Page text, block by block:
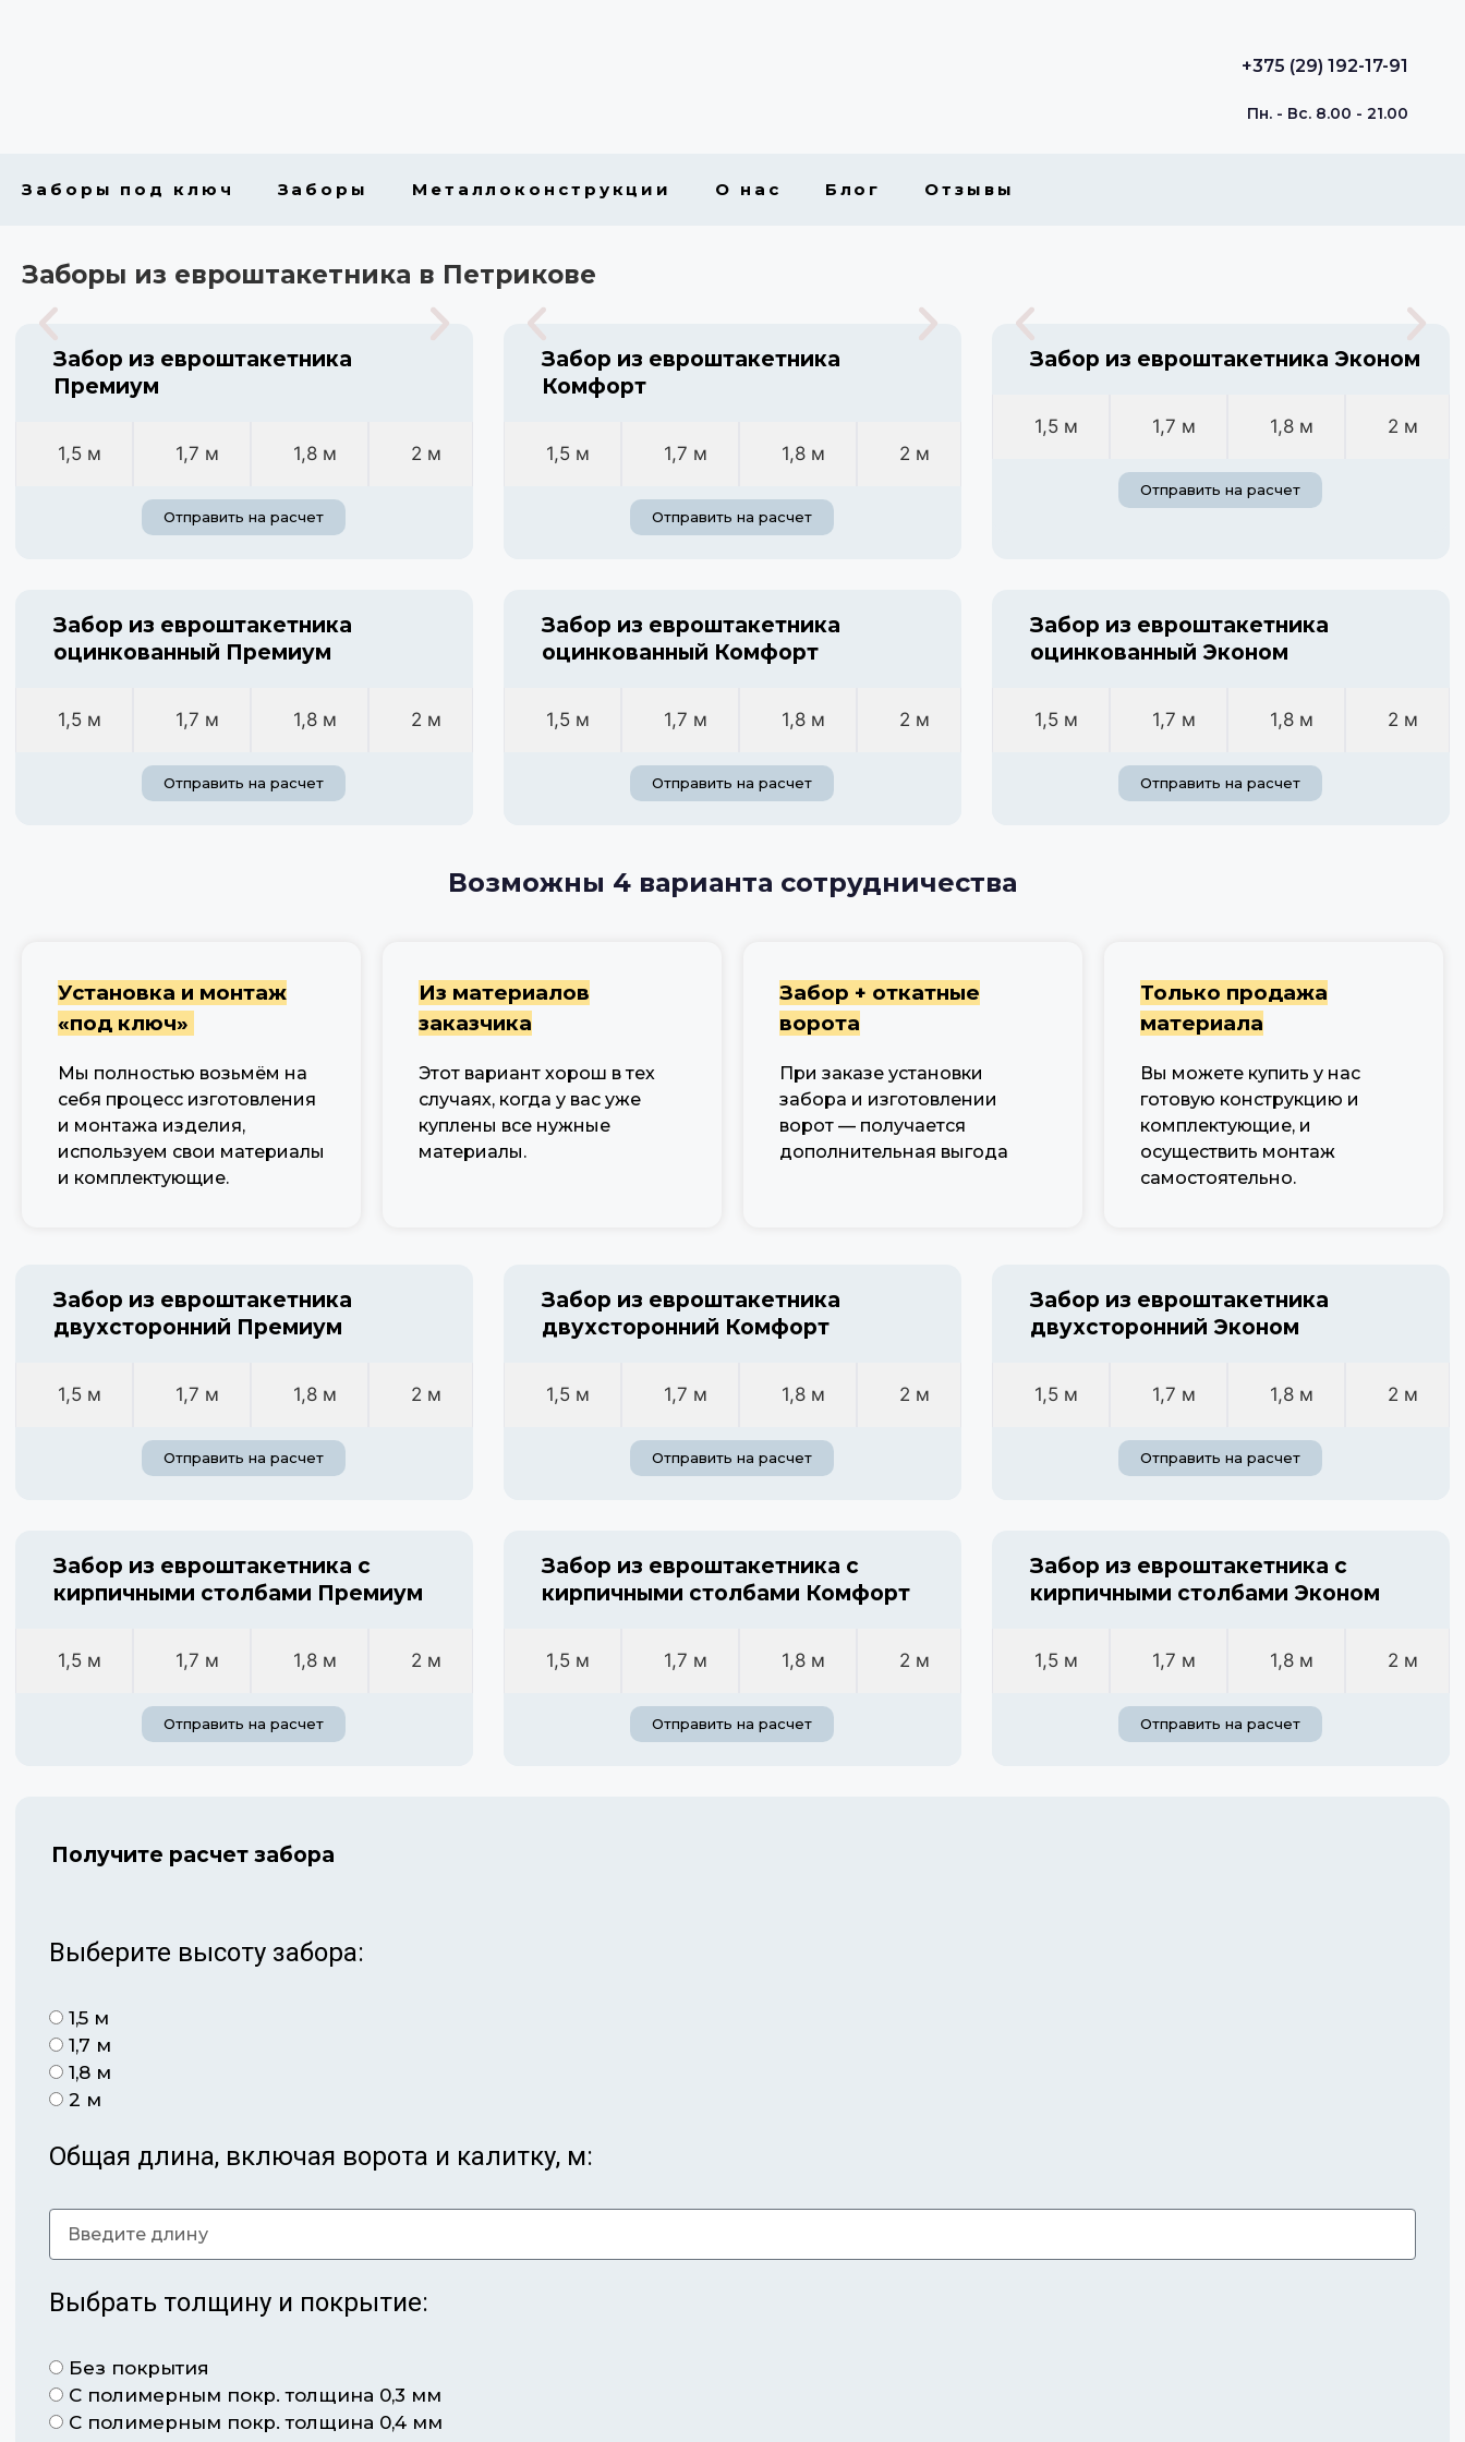
+375 (29) 192-17-91
Пн. - Вс. 8.00 - 21.00
Заборы под ключ Заборы Металлоконструкции О нас Блог Отзывы
Заборы из евроштакетника в Петрикове
Забор из евроштакетника
Премиум
1,5 м 1,7 м 1,8 м 2 м
Отправить на расчет
Забор из евроштакетника
Комфорт
1,5 м 1,7 м 1,8 м 2 м
Отправить на расчет
Забор из евроштакетника Эконом
1,5 м 1,7 м 1,8 м 2 м
Отправить на расчет
Забор из евроштакетника
оцинкованный Премиум
1,5 м 1,7 м 1,8 м 2 м
Отправить на расчет
Забор из евроштакетника
оцинкованный Комфорт
1,5 м 1,7 м 1,8 м 2 м
Отправить на расчет
Забор из евроштакетника
оцинкованный Эконом
1,5 м 1,7 м 1,8 м 2 м
Отправить на расчет
Возможны 4 варианта сотрудничества
Установка и монтаж
«под ключ»
Мы полностью возьмём на
себя процесс изготовления
и монтажа изделия,
используем свои материалы
и комплектующие.
Из материалов
заказчика
Этот вариант хорош в тех
случаях, когда у вас уже
куплены все нужные
материалы.
Забор + откатные
ворота
При заказе установки
забора и изготовлении
ворот — получается
дополнительная выгода
Только продажа
материала
Вы можете купить у нас
готовую конструкцию и
комплектующие, и
осуществить монтаж
самостоятельно.
Забор из евроштакетника
двухсторонний Премиум
1,5 м 1,7 м 1,8 м 2 м
Отправить на расчет
Забор из евроштакетника
двухсторонний Комфорт
1,5 м 1,7 м 1,8 м 2 м
Отправить на расчет
Забор из евроштакетника
двухсторонний Эконом
1,5 м 1,7 м 1,8 м 2 м
Отправить на расчет
Забор из евроштакетника с
кирпичными столбами Премиум
1,5 м 1,7 м 1,8 м 2 м
Отправить на расчет
Забор из евроштакетника с
кирпичными столбами Комфорт
1,5 м 1,7 м 1,8 м 2 м
Отправить на расчет
Забор из евроштакетника с
кирпичными столбами Эконом
1,5 м 1,7 м 1,8 м 2 м
Отправить на расчет
Получите расчет забора
Выберите высоту забора:
1,5 м
1,7 м
1,8 м
2 м
Общая длина, включая ворота и калитку, м:
Выбрать толщину и покрытие:
Без покрытия
С полимерным покр. толщина 0,3 мм
С полимерным покр. толщина 0,4 мм